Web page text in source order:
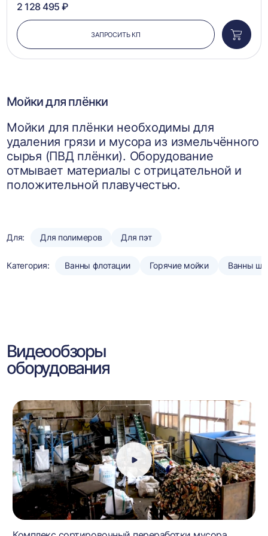
2 128 495 ₽
ЗАПРОСИТЬ КП
в
Мойки для плёнки
Мойки для плёнки необходимы для
удаления грязи и мусора из измельчённого
сырья (ПВД плёнки). Оборудование
отмывает материалы с отрицательной и
положительной плавучестью.
Для: Для полимеров Для пэт
Категория: Ванны флотации Горячие мойки Ванны
Видеообзоры
оборудования